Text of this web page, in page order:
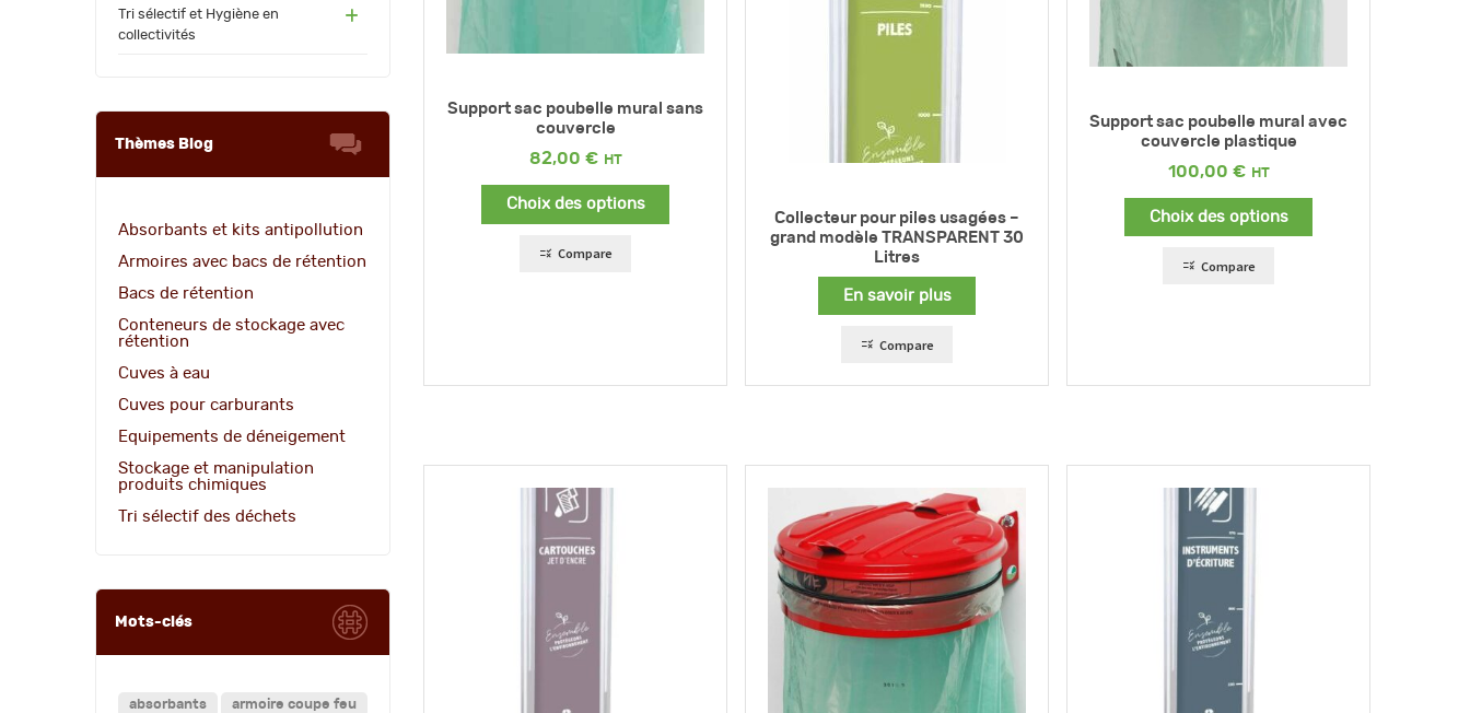
Tri sélectif et Hygiène en
collectivités
(13
Thèmes Blog
Absorbants et kits antipollution
Armoires avec bacs de rétention
Bacs de rétention
Conteneurs de stockage avec
rétention
Cuves à eau
Cuves pour carburants
Equipements de déneigement
Stockage et manipulation
produits chimiques
Tri sélectif des déchets
Mots-clés
absorbants armoire coupe feu
Support sac poubelle mural sans
couvercle
82,00 €
Choix des options
Compare
Collecteur pour piles usagées –
grand modèle TRANSPARENT 30
Litres
En savoir plus
Compare
Support sac poubelle mural avec
couvercle plastique
100,00 €
Choix des options
Compare